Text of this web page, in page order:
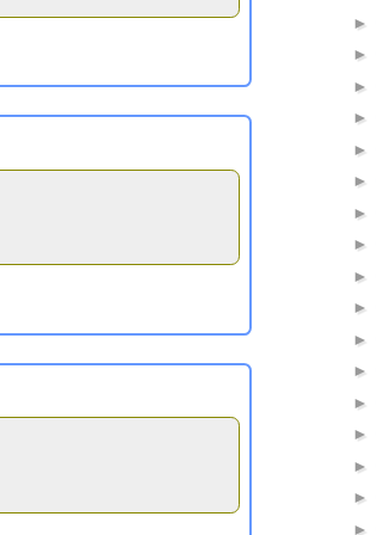
►
►
►
►
►
►
►
►
►
►
►
►
►
►
►
►
►